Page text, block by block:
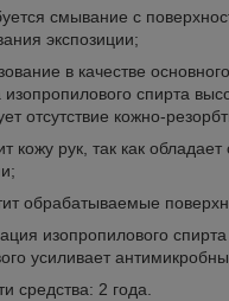
смывание с
экспозиции;
в качестве
спирта
отсутствие кожно-
кожу рук, так как
обрабатываемые
изопропилового спирта
усиливает
средства: 2 года.